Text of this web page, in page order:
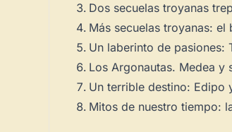
Dos secuelas troyanas
Más secuelas troyanas:
Un laberinto de pasiones:
Los Argonautas. Medea y
Un terrible destino: Edipo
Mitos de nuestro tiempo: